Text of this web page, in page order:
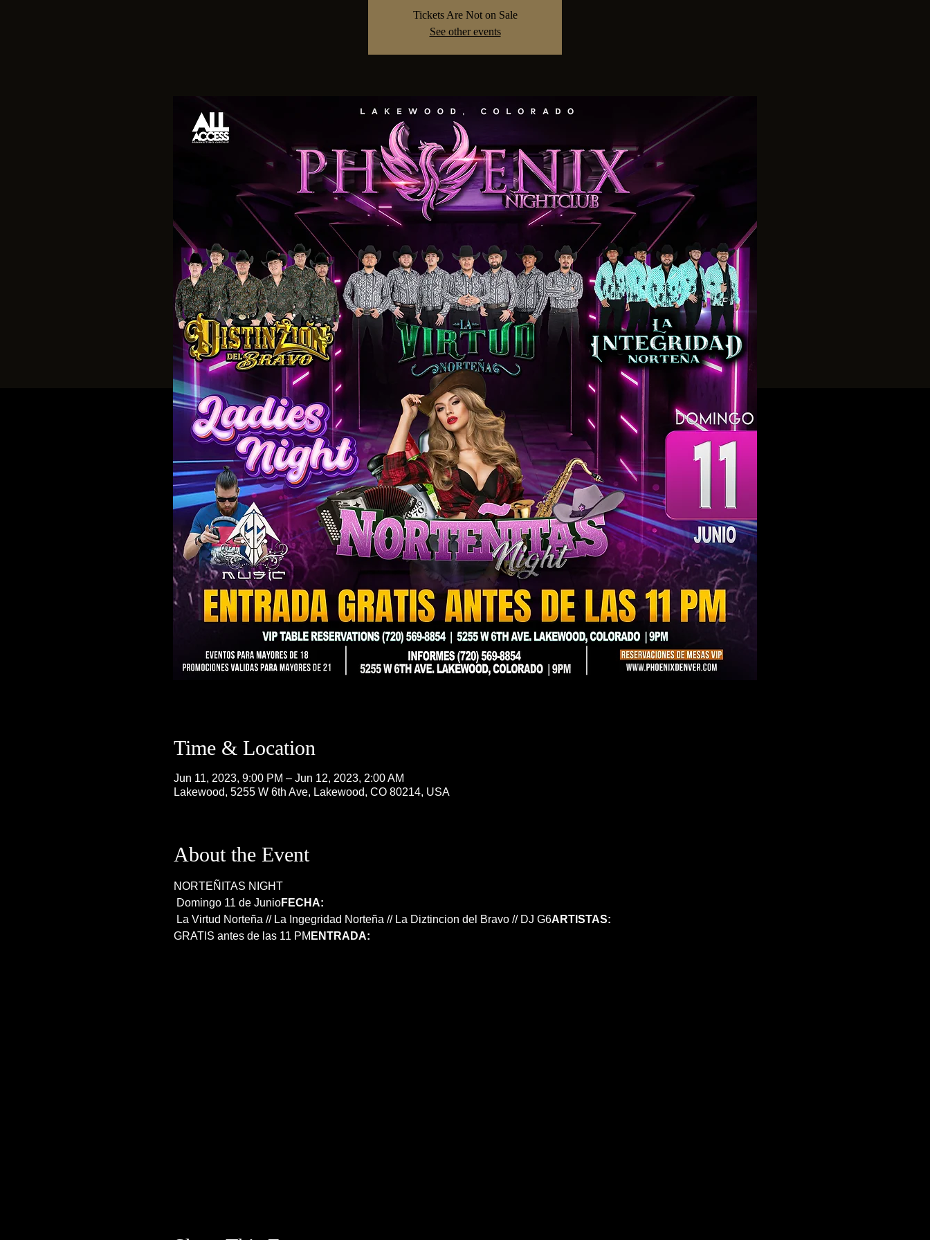
Tickets Are Not on Sale
See other events
Time & Location
Jun 11, 2023, 9:00 PM – Jun 12, 2023, 2:00 AM
Lakewood, 5255 W 6th Ave, Lakewood, CO 80214, USA
About the Event
NORTEÑITAS NIGHT
Domingo 11 de JunioFECHA:
La Virtud Norteña // La Ingegridad Norteña // La Diztincion del Bravo // DJ G6ARTISTAS:
GRATIS antes de las 11 PM ENTRADA: